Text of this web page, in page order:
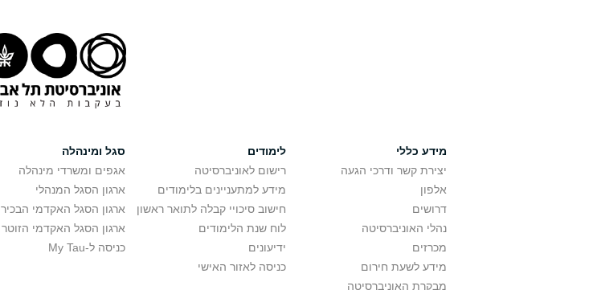
מידע כללי
יצירת קשר ודרכי הגעה
אלפון
דרושים
נהלי האוניברסיטה
מכרזים
מידע לשעת חירום
מבקרת האוניברסיטה
לימודים
רישום לאוניברסיטה
מידע למתעניינים בלימודים
חישוב סיכויי קבלה לתואר ראשון
לוח שנת הלימודים
ידיעונים
כניסה לאזור האישי
סגל ומינהלה
אגפים ומשרדי מינהלה
ארגון הסגל המנהלי
ארגון הסגל האקדמי הבכיר
ארגון הסגל האקדמי הזוטר
כניסה ל-My Tau